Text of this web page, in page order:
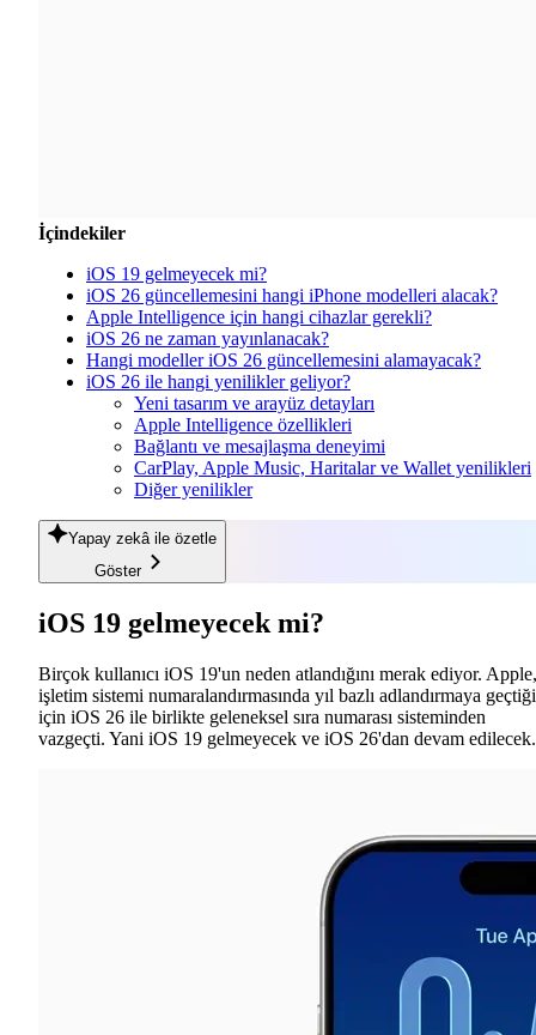
İçindekiler
iOS 19 gelmeyecek mi?
iOS 26 güncellemesini hangi iPhone modelleri alacak?
Apple Intelligence için hangi cihazlar gerekli?
iOS 26 ne zaman yayınlanacak?
Hangi modeller iOS 26 güncellemesini alamayacak?
iOS 26 ile hangi yenilikler geliyor?
Yeni tasarım ve arayüz detayları
Apple Intelligence özellikleri
Bağlantı ve mesajlaşma deneyimi
CarPlay, Apple Music, Haritalar ve Wallet yenilikleri
Diğer yenilikler
Yapay zekâ ile özetle
Göster
iOS 19 gelmeyecek mi?
Birçok kullanıcı iOS 19'un neden atlandığını merak ediyor. Apple,
işletim sistemi numaralandırmasında yıl bazlı adlandırmaya geçtiği
için iOS 26 ile birlikte geleneksel sıra numarası sisteminden
vazgeçti. Yani iOS 19 gelmeyecek ve iOS 26'dan devam edilecek.